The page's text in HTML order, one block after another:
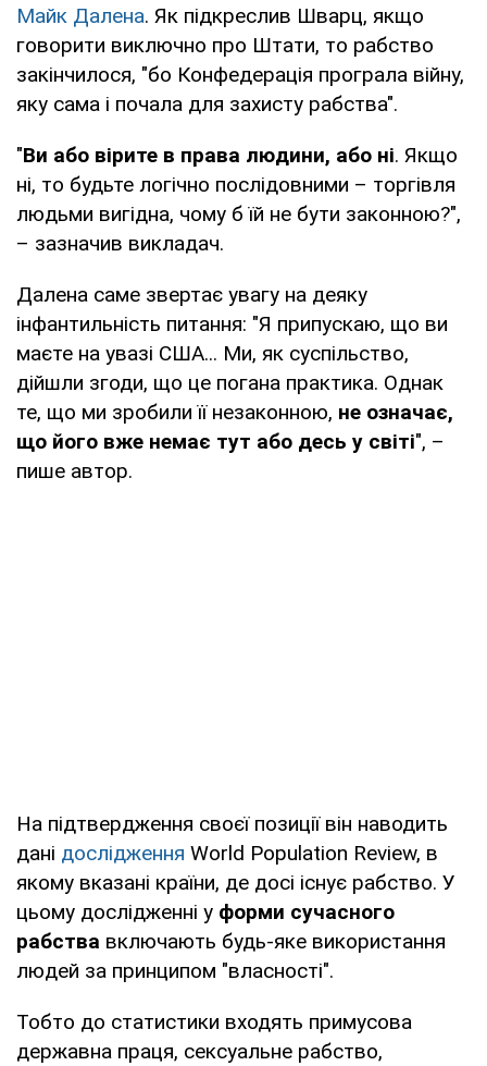
Майк Далена. Як підкреслив Шварц, якщо
говорити виключно про Штати, то рабство
закінчилося, "бо Конфедерація програла війну,
яку сама і почала для захисту рабства".
"Ви або вірите в права людини, або ні. Якщо
ні, то будьте логічно послідовними – торгівля
людьми вигідна, чому б їй не бути законною?",
– зазначив викладач.
Далена саме звертає увагу на деяку
інфантильність питання: "Я припускаю, що ви
маєте на увазі США... Ми, як суспільство,
дійшли згоди, що це погана практика. Однак
те, що ми зробили її незаконною, не означає,
що його вже немає тут або десь у світі", –
пише автор.
На підтвердження своєї позиції він наводить
дані дослідження World Population Review, в
якому вказані країни, де досі існує рабство. У
цьому дослідженні у форми сучасного
рабства включають будь-яке використання
людей за принципом "власності".
Тобто до статистики входять примусова
державна праця, сексуальне рабство,